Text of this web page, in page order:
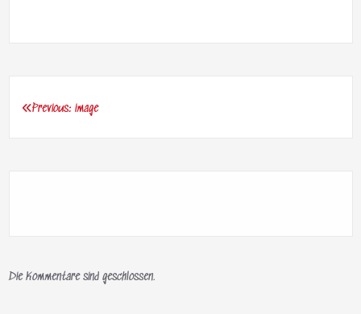
Beitragsnavigation
Previous: image
Die Kommentare sind geschlossen.